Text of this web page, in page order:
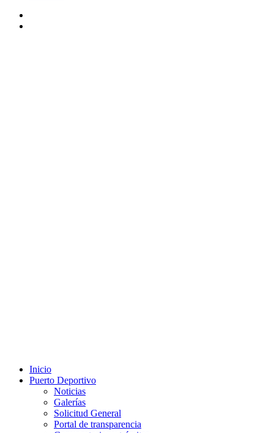
Inicio
Puerto Deportivo
Noticias
Galerías
Solicitud General
Portal de transparencia